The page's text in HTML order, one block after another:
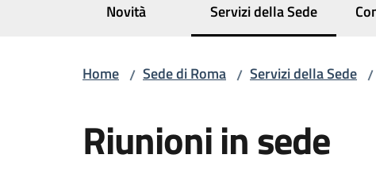
Novità Servizi della Sede
Menu selezionato
Home / Sede di Roma / Servizi della Sede /
Riunioni in sede